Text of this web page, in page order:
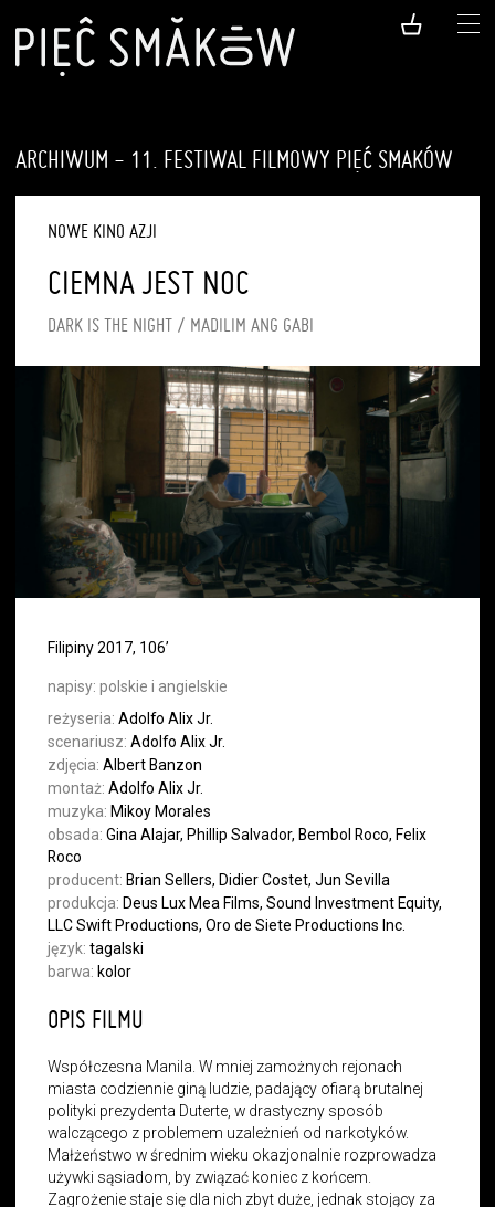
ARCHIWUM - 11. FESTIWAL FILMOWY PIĘĆ SMAKÓW
NOWE KINO AZJI
CIEMNA JEST NOC
DARK IS THE NIGHT / MADILIM ANG GABI
Filipiny 2017, 106’
napisy: polskie i angielskie
reżyseria:Adolfo Alix Jr.
scenariusz:Adolfo Alix Jr.
zdjęcia:Albert Banzon
montaż:Adolfo Alix Jr.
muzyka: Mikoy Morales
obsada:Gina Alajar, Phillip Salvador, Bembol Roco, Felix
Roco
producent: Brian Sellers, Didier Costet, Jun Sevilla
produkcja: Deus Lux Mea Films, Sound Investment Equity,
LLC Swift Productions, Oro de Siete Productions Inc.
język:tagalski
barwa: kolor
OPIS FILMU
Współczesna Manila. W mniej zamożnych rejonach
miasta codziennie giną ludzie, padający ofiarą brutalnej
polityki prezydenta Duterte, w drastyczny sposób
walczącego z problemem uzależnień od narkotyków.
Małżeństwo w średnim wieku okazjonalnie rozprowadza
używki sąsiadom, by związać koniec z końcem.
Zagrożenie staje się dla nich zbyt duże, jednak stojący za